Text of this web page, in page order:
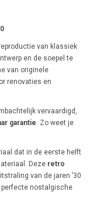
van klassiek
en de soepel te
van originele
renovaties en
vervaardigd,
garantie. Zo weet je
dat in de eerste helft
Deze retro
van de jaren ’30
perfecte nostalgische